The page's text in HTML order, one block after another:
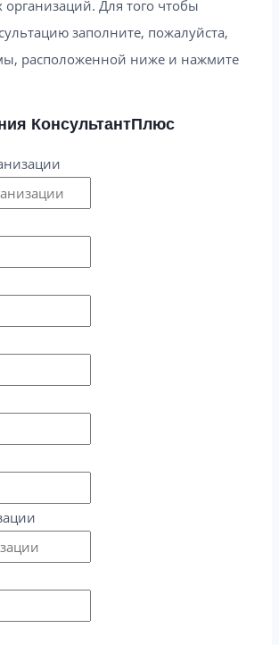
организаций. Для того чтобы
заполните, пожалуйста,
расположенной ниже и нажмите
КонсультантПлюс